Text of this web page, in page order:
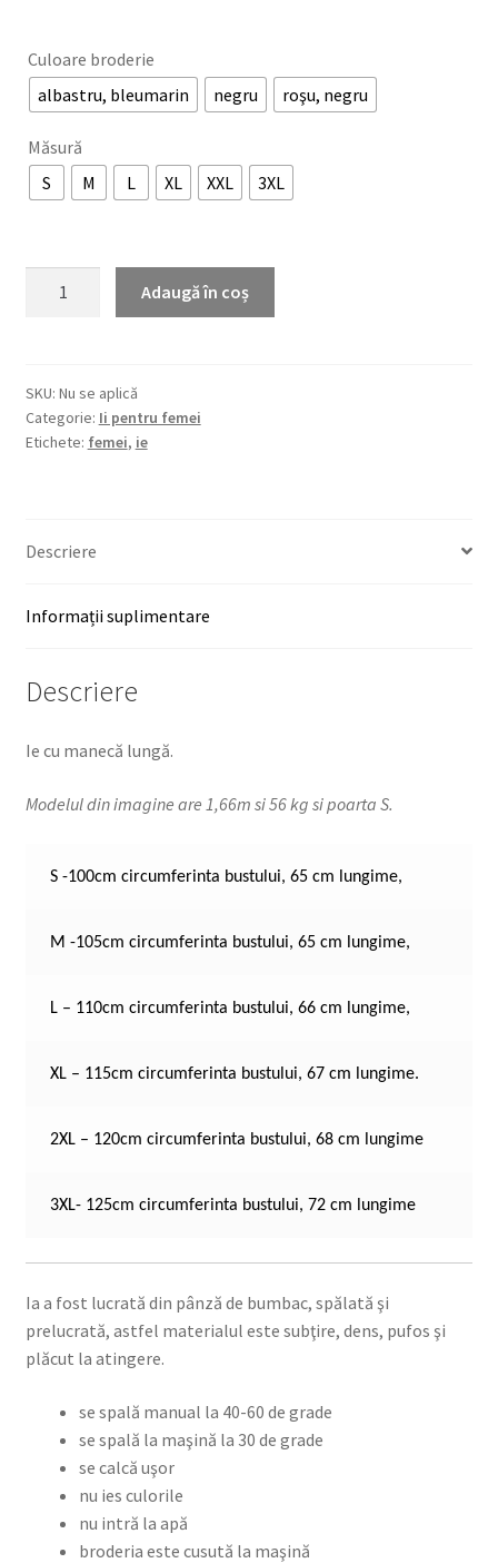
Culoare broderie
albastru, bleumarin
negru roşu, negru
Măsură
S
M L XL XXL 3XL
Adaugă în coș
SKU: Nu se aplică
Categorie: Ii pentru femei
Etichete: femei, ie
Descriere
Informații suplimentare
Descriere
Ie cu manecă lungă.
Modelul din imagine are 1,66m si 56 kg si poarta S.
S -100cm circumferinta bustului, 65 cm lungime,
M -105cm circumferinta bustului, 65 cm lungime,
L – 110cm circumferinta bustului, 66 cm lungime,
XL – 115cm circumferinta bustului, 67 cm lungime.
2XL – 120cm circumferinta bustului, 68 cm lungime
3XL- 125cm circumferinta bustului, 72 cm lungime
Ia a fost lucrată din pânză de bumbac, spălată şi
prelucrată, astfel materialul este subţire, dens, pufos şi
plăcut la atingere.
se spală manual la 40-60 de grade
se spală la maşină la 30 de grade
se calcă uşor
nu ies culorile
nu intră la apă
broderia este cusută la maşină